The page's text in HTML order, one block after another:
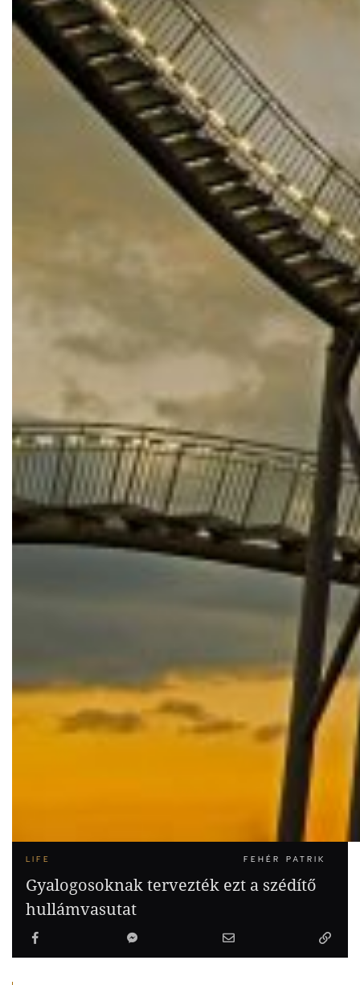
LIFE FEHÉR PATRIK
Gyalogosoknak tervezték ezt a szédítő
hullámvasutat